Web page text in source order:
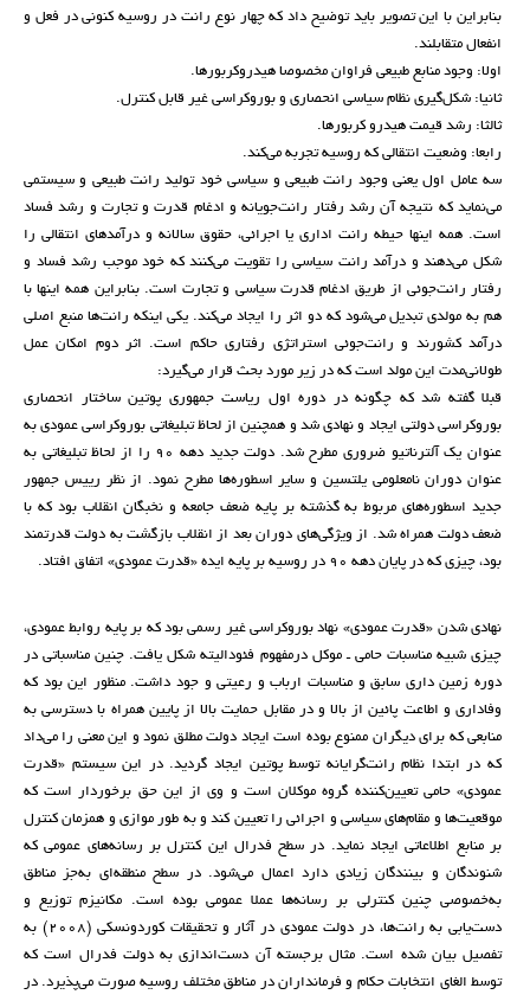
بنابراین با این تصویر باید توضیح داد که چهار نوع رانت در روسیه کنونی در فعل و
انفعال متقابلند.
اولا: وجود منابع طبیعی فراوان مخصوصا هیدروکربورها.
ثانیا: شکل‌گیری نظام سیاسی انحصاری و بوروکراسی غیر قابل کنترل.
ثالثا: رشد قیمت هیدرو کربورها.
رابعا: وضعیت انتقالی که روسیه تجربه می‌کند.
سه عامل اول یعنی وجود رانت طبیعی و سیاسی خود تولید رانت طبیعی و سیستمی
می‌نماید که نتیجه آن رشد رفتار رانت‌جویانه و ادغام قدرت و تجارت و رشد فساد
است. همه اینها حیطه رانت اداری یا اجرائی، حقوق سالانه و درآمدهای انتقالی را
شکل می‌دهند و درآمد رانت سیاسی را تقویت می‌کنند که خود موجب رشد فساد و
رفتار رانت‌جوئی از طریق ادغام قدرت سیاسی و تجارت است. بنابراین همه اینها با
هم به مولدی تبدیل می‌شود که دو اثر را ایجاد می‌کند. یکی اینکه رانت‌ها منبع اصلی
درآمد کشورند و رانت‌جوئی استراتژی رفتاری حاکم است. اثر دوم امکان عمل
طولانی‌مدت این مولد است که در زیر مورد بحث قرار می‌گیرد:
قبلا گفته شد که چگونه در دوره اول ریاست جمهوری پوتین ساختار انحصاری
بوروکراسی دولتی ایجاد و نهادی شد و همچنین از لحاظ تبلیغاتی بوروکراسی عمودی به
عنوان یک آلترناتیو ضروری مطرح شد. دولت جدید دهه 90 را از لحاظ تبلیغاتی به
عنوان دوران نامعلومی یلتسین و سایر اسطوره‌ها مطرح نمود. از نظر رییس جمهور
جدید اسطوره‌های مربوط به گذشته بر پایه ضعف جامعه و نخبگان انقلاب بود که با
ضعف دولت همراه شد. از ویژگی‌های دوران بعد از انقلاب بازگشت به دولت قدرتمند
بود، چیزی که در پایان دهه 90 در روسیه بر پایه ایده «قدرت عمودی» اتفاق افتاد.
نهادی شدن «قدرت عمودی» نهاد بوروکراسی غیر رسمی بود که بر پایه روابط عمودی،
چیزی شبیه مناسبات حامی ـ موکل درمفهوم فئودالیته شکل یافت. چنین مناسباتی در
دوره زمین داری سابق و مناسبات ارباب و رعیتی و جود داشت. منظور این بود که
وفاداری و اطاعت پائین از بالا و در مقابل حمایت بالا از پایین همراه با دسترسی به
منابعی که برای دیگران ممنوع بوده است ایجاد دولت مطلق نمود و این معنی را می‌داد
که در ابتدا نظام رانت‌گرایانه توسط پوتین ایجاد گردید. در این سیستم «قدرت
عمودی» حامی تعیین‌کننده گروه موکلان است و وی از این حق برخوردار است که
موقعیت‌ها و مقام‌های سیاسی و اجرائی را تعیین کند و به طور موازی و همزمان کنترل
بر منابع اطلاعاتی ایجاد نماید. در سطح فدرال این کنترل بر رسانه‌های عمومی که
شنوندگان و بینندگان زیادی دارد اعمال می‌شود. در سطح منطقه‌ای به‌جز مناطق
به‌خصوصی چنین کنترلی بر رسانه‌ها عملا عمومی بوده است. مکانیزم توزیع و
دست‌یابی به رانت‌ها، در دولت عمودی در آثار و تحقیقات کوردونسکی (2008) به
تفصیل بیان شده است. مثال برجسته آن دست‌اندازی به دولت فدرال است که
توسط الغای انتخابات حکام و فرمانداران در مناطق مختلف روسیه صورت می‌پذیرد. در